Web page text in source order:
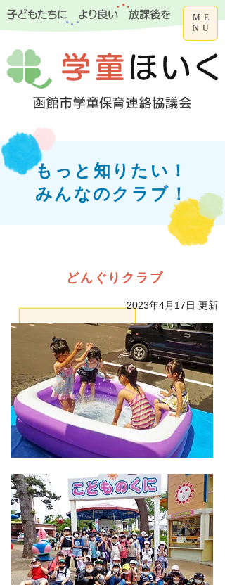
ME
NU
もっと知りたい！
みんなのクラブ！
どんぐりクラブ
2023年4月17日 更新